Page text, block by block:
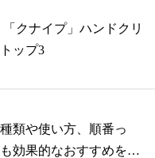
クナイプ」ハンドクリ
ップ3
類や使い方、順番っ
効果的なおすすめを厳